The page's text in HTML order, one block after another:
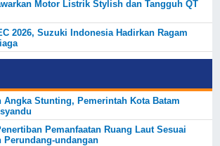
Motor Listrik Stylish dan Tangguh QT
2026, Suzuki Indonesia Hadirkan Ragam
Angka Stunting, Pemerintah Kota Batam
Pemanfaatan Ruang Laut Sesuai
Perundang-undangan